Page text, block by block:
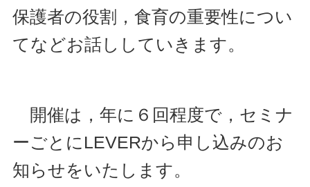
保護者の役割，食育の重要性につい
てなどお話ししていきます。
開催は，年に６回程度で，セミナ
ーごとにLEVERから申し込みのお
知らせをいたします。